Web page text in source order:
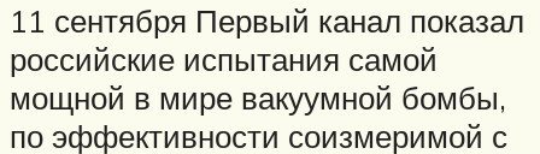
11 сентября Первый канал показал
российские испытания самой
мощной в мире вакуумной бомбы,
по эффективности соизмеримой с